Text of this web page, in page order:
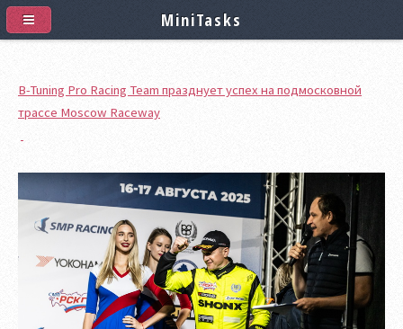
B-Tuning Pro Racing Team празднует успех на подмосковной
трассе Moscow Raceway
MiniTasks